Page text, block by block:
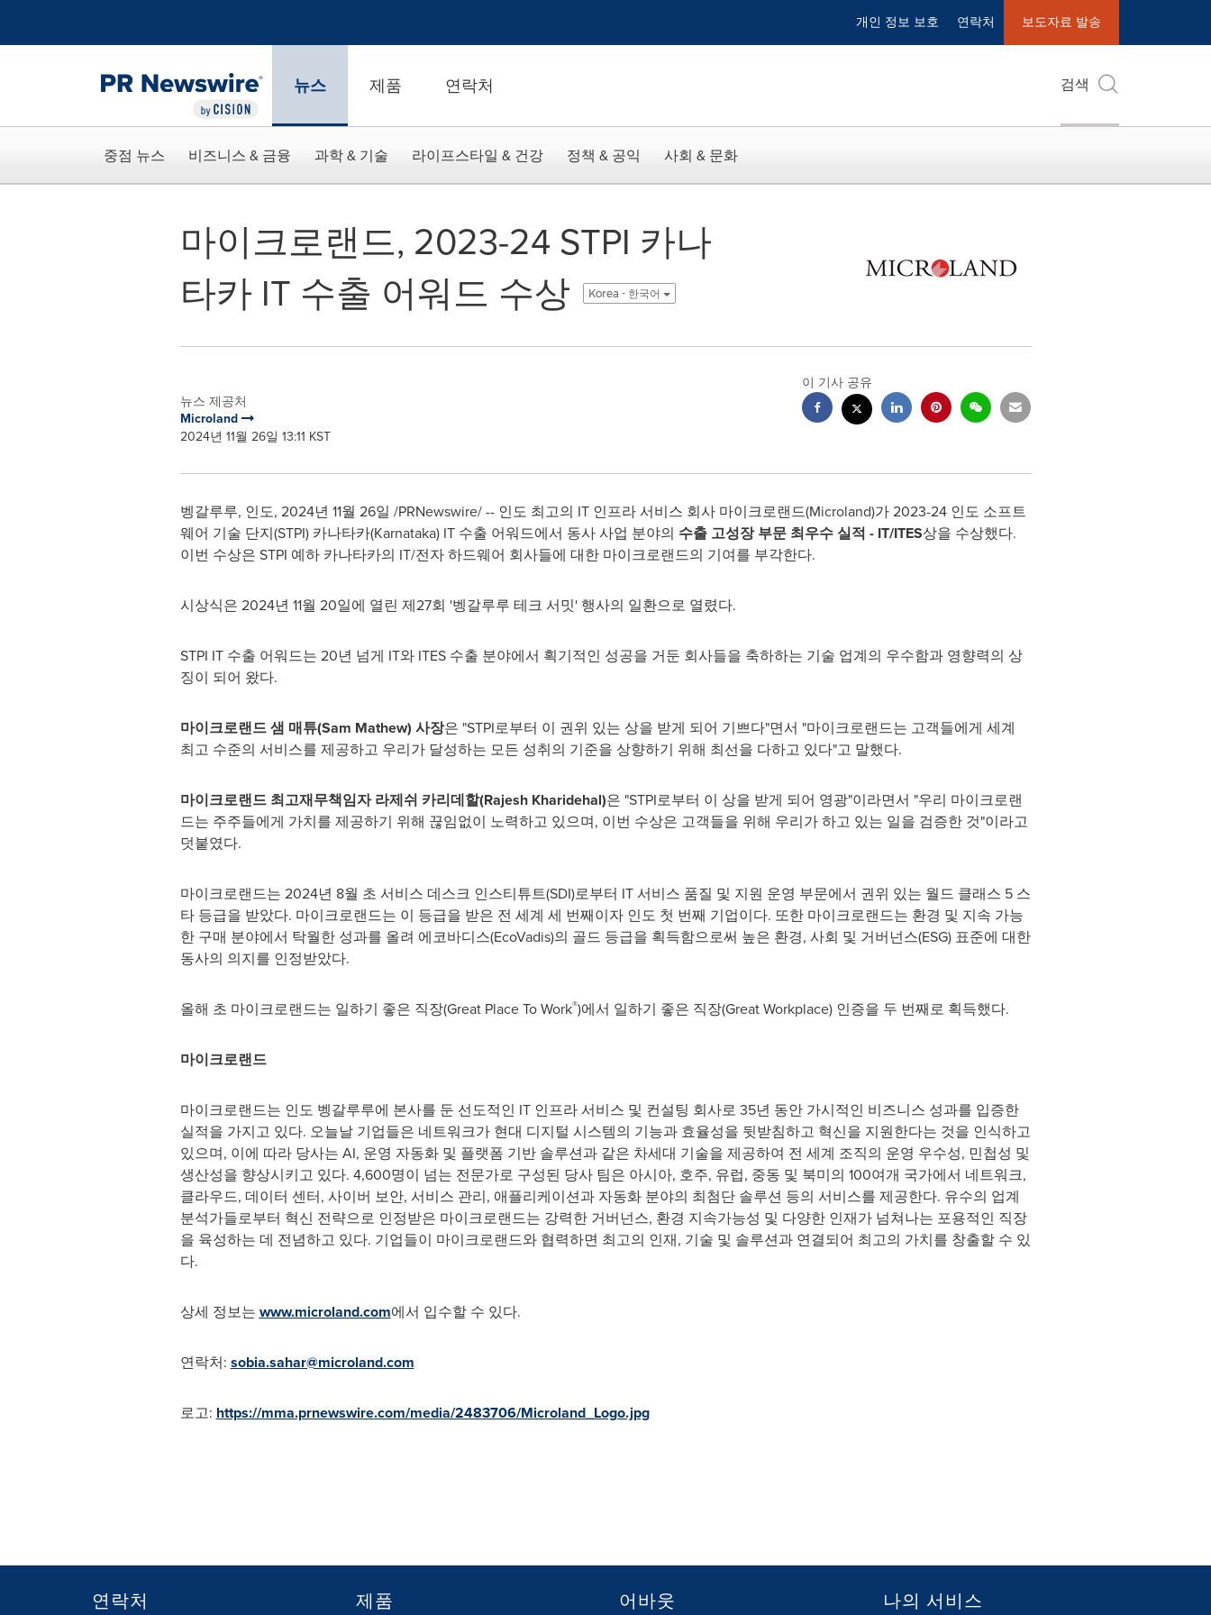
개인 정보 보호 연락처 보도자료 발송
뉴스 제품 연락처 검색
중점 뉴스 비즈니스 & 금융 과학 & 기술 라이프스타일 & 건강 정책 & 공익 사회 & 문화
마이크로랜드, 2023-24 STPI 카나
타카 IT 수출 어워드 수상
Korea - 한국어
뉴스 제공처
Microland
2024년 11월 26일 13:11 KST
이 기사 공유
벵갈루루, 인도, 2024년 11월 26일 /PRNewswire/ -- 인도 최고의 IT 인프라 서비스 회사 마이크로랜드(Microland)가 2023-24 인도 소프트
웨어 기술 단지(STPI) 카나타카(Karnataka) IT 수출 어워드에서 동사 사업 분야의 수출 고성장 부문 최우수 실적 - IT/ITES상을 수상했다.
이번 수상은 STPI 예하 카나타카의 IT/전자 하드웨어 회사들에 대한 마이크로랜드의 기여를 부각한다.
시상식은 2024년 11월 20일에 열린 제27회 '벵갈루루 테크 서밋' 행사의 일환으로 열렸다.
STPI IT 수출 어워드는 20년 넘게 IT와 ITES 수출 분야에서 획기적인 성공을 거둔 회사들을 축하하는 기술 업계의 우수함과 영향력의 상
징이 되어 왔다.
마이크로랜드 샘 매튜(Sam Mathew) 사장은 "STPI로부터 이 권위 있는 상을 받게 되어 기쁘다"면서 "마이크로랜드는 고객들에게 세계
최고 수준의 서비스를 제공하고 우리가 달성하는 모든 성취의 기준을 상향하기 위해 최선을 다하고 있다"고 말했다.
마이크로랜드 최고재무책임자 라제쉬 카리데할(Rajesh Kharidehal)은 "STPI로부터 이 상을 받게 되어 영광"이라면서 "우리 마이크로랜
드는 주주들에게 가치를 제공하기 위해 끊임없이 노력하고 있으며, 이번 수상은 고객들을 위해 우리가 하고 있는 일을 검증한 것"이라고
덧붙였다.
마이크로랜드는 2024년 8월 초 서비스 데스크 인스티튜트(SDI)로부터 IT 서비스 품질 및 지원 운영 부문에서 권위 있는 월드 클래스 5 스
타 등급을 받았다. 마이크로랜드는 이 등급을 받은 전 세계 세 번째이자 인도 첫 번째 기업이다. 또한 마이크로랜드는 환경 및 지속 가능
한 구매 분야에서 탁월한 성과를 올려 에코바디스(EcoVadis)의 골드 등급을 획득함으로써 높은 환경, 사회 및 거버넌스(ESG) 표준에 대한
동사의 의지를 인정받았다.
올해 초 마이크로랜드는 일하기 좋은 직장(Great Place To Work®)에서 일하기 좋은 직장(Great Workplace) 인증을 두 번째로 획득했다.
마이크로랜드
마이크로랜드는 인도 벵갈루루에 본사를 둔 선도적인 IT 인프라 서비스 및 컨설팅 회사로 35년 동안 가시적인 비즈니스 성과를 입증한
실적을 가지고 있다. 오늘날 기업들은 네트워크가 현대 디지털 시스템의 기능과 효율성을 뒷받침하고 혁신을 지원한다는 것을 인식하고
있으며, 이에 따라 당사는 AI, 운영 자동화 및 플랫폼 기반 솔루션과 같은 차세대 기술을 제공하여 전 세계 조직의 운영 우수성, 민첩성 및
생산성을 향상시키고 있다. 4,600명이 넘는 전문가로 구성된 당사 팀은 아시아, 호주, 유럽, 중동 및 북미의 100여개 국가에서 네트워크,
클라우드, 데이터 센터, 사이버 보안, 서비스 관리, 애플리케이션과 자동화 분야의 최첨단 솔루션 등의 서비스를 제공한다. 유수의 업계
분석가들로부터 혁신 전략으로 인정받은 마이크로랜드는 강력한 거버넌스, 환경 지속가능성 및 다양한 인재가 넘쳐나는 포용적인 직장
을 육성하는 데 전념하고 있다. 기업들이 마이크로랜드와 협력하면 최고의 인재, 기술 및 솔루션과 연결되어 최고의 가치를 창출할 수 있
다.
상세 정보는 www.microland.com에서 입수할 수 있다.
연락처: sobia.sahar@microland.com
로고: https://mma.prnewswire.com/media/2483706/Microland_Logo.jpg
연락처 제품 어바웃 나의 서비스